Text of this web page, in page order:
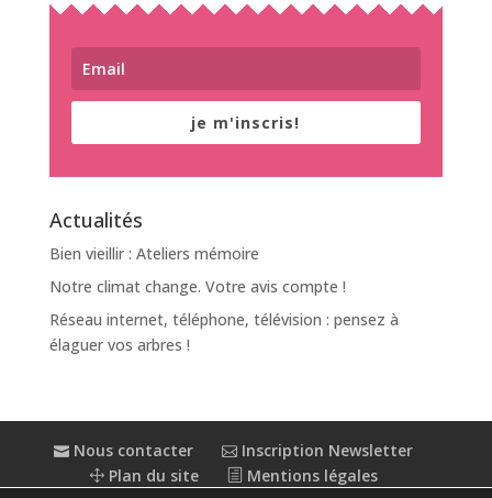
je m'inscris!
Actualités
Bien vieillir : Ateliers mémoire
Notre climat change. Votre avis compte !
Réseau internet, téléphone, télévision : pensez à
élaguer vos arbres !
Nous contacter
Inscription Newsletter
Plan du site
Mentions légales